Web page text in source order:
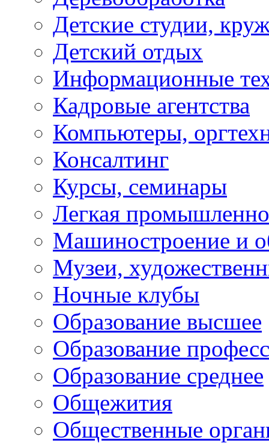
Детские студии,
Детский отдых
Информационные
Кадровые агентства
Компьютеры,
Консалтинг
Курсы, семинары
Легкая
Машиностроение и
Музеи,
Ночные клубы
Образование высшее
Образование
Образование среднее
Общежития
Общественные